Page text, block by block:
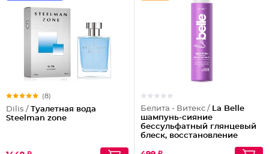
(8)
Dilis / Туалетная вода
Steelman zone
Белита - Витекс / La Belle
шампунь-сияние
бессульфатный глянцевый
блеск, восстановление